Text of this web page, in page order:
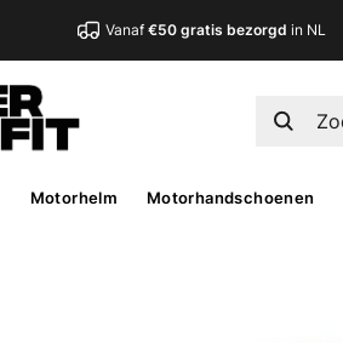
Vanaf€50 gratis bezorgd in NL
Motorhelm Motorhandschoenen